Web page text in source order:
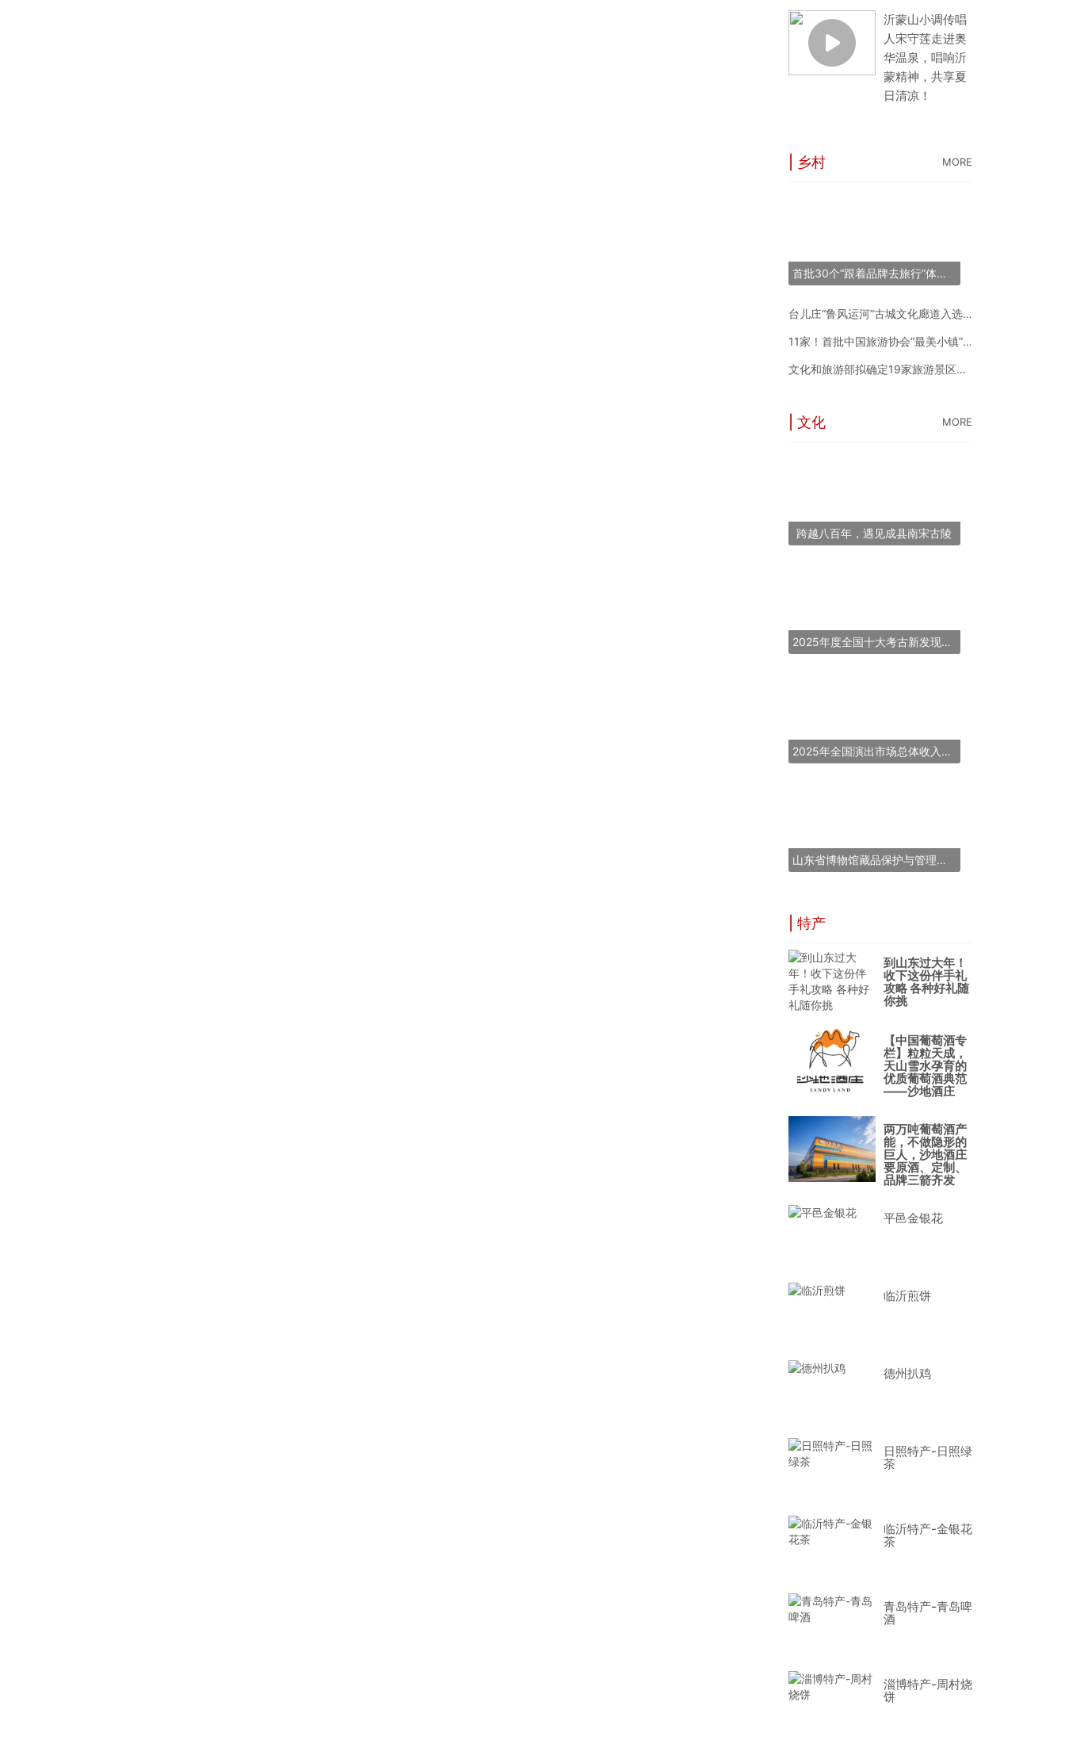
沂蒙山小调传唱
人宋守莲走进奥
华温泉，唱响沂
蒙精神，共享夏
日清凉！
| 乡村 MORE
首批30个“跟着品牌去旅行”体验地推荐名单正式发布
台儿庄“鲁风运河”古城文化廊道入选2024年度中国“十大最美农村路”
11家！首批中国旅游协会“最美小镇”新鲜出炉
文化和旅游部拟确定19家旅游景区为国家5A级旅游景区
| 文化 MORE
跨越八百年，遇见成县南宋古陵
2025年度全国十大考古新发现揭晓
2025年全国演出市场总体收入超837亿元
山东省博物馆藏品保护与管理能力提升培训班在青岛举办
| 特产
到山东过大年！
收下这份伴手礼
攻略 各种好礼随
你挑
【中国葡萄酒专
栏】粒粒天成，
天山雪水孕育的
优质葡萄酒典范
——沙地酒庄
两万吨葡萄酒产
能，不做隐形的
巨人，沙地酒庄
要原酒、定制、
品牌三箭齐发
平邑金银花
临沂煎饼
德州扒鸡
日照特产-日照绿
茶
临沂特产-金银花
茶
青岛特产-青岛啤
酒
淄博特产-周村烧
饼